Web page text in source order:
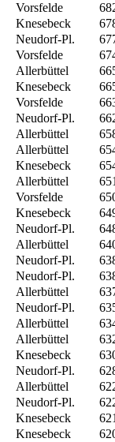
Vorsfelde
Knesebeck
Neudorf-Pl.
Vorsfelde
Allerbüttel
Knesebeck
Vorsfelde
Neudorf-Pl.
Allerbüttel
Allerbüttel
Knesebeck
Allerbüttel 651
Vorsfelde
Knesebeck
Neudorf-Pl.
Allerbüttel
Neudorf-Pl.
Neudorf-Pl.
Allerbüttel
Neudorf-Pl.
Allerbüttel
Allerbüttel
Knesebeck
Neudorf-Pl.
Allerbüttel
Neudorf-Pl.
Knesebeck 621
Knesebeck